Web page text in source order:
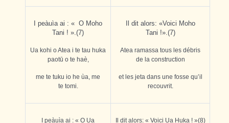
I peàuìa ai : « O Moho
Tani ! ».(7)
Ua kohi o Atea i te tau huka
paotū o te haè,
me te tuku io he ùa, me
te tomi.
Il dit alors: «Voici Moho
Tani !».(7)
Atea ramassa tous les débris
de la construction
et les jeta dans une fosse qu’il
recouvrit.
I peàuìa ai : « O Ua
Il dit alors: « Voici Ua Huka ! »(8)